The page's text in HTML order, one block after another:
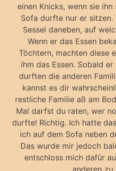
einen Knicks, wenn sie
Sofa durfte nur er sitzen.
Sessel daneben, auf
Wenn er das Essen
Töchtern, machten diese
ihm das Essen. Sobald
durften die anderen
kannst es dir
restliche Familie aß am
Mal darfst du raten, wer
durfte! Richtig. Ich hatte
ich auf dem Sofa neben
Das wurde mir jedoch
entschloss mich dafür
anderen zu